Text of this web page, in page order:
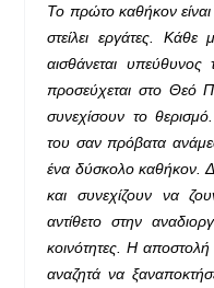
Το πρώτο καθήκον
στείλει εργάτες.
αισθάνεται υπεύθυνος
προσεύχεται στο Θεό
συνεχίσουν το
του σαν πρόβατα
ένα δύσκολο καθήκον.
και συνεχίζουν να
αντίθετο στην
κοινότητες. Η
αναζητά να